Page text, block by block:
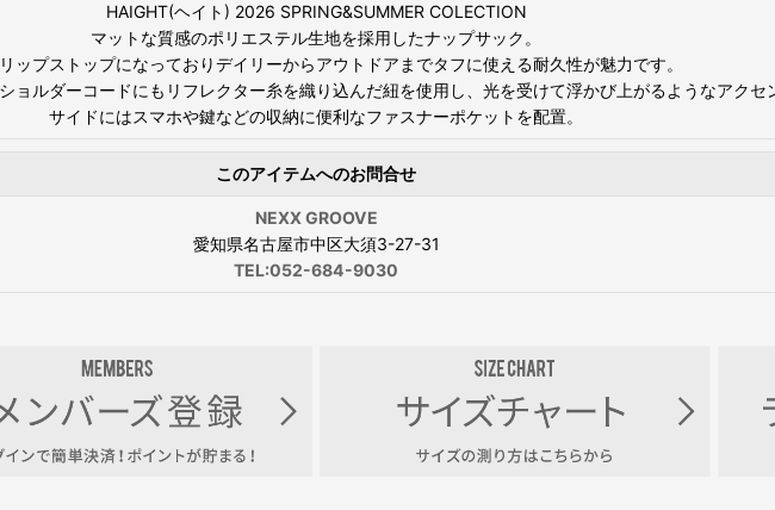
HAIGHT(ヘイト) 2026 SPRING&SUMMER COLECTION
マットな質感のポリエステル生地を採用したナップサック。
ップストップになっておりデイリーからアウトドアまでタフに使える耐久性が魅力です。
ョルダーコードにもリフレクター糸を織り込んだ紐を使用し、光を受けて浮かび上がるようなアクセ
サイドにはスマホや鍵などの収納に便利なファスナーポケットを配置。
このアイテムへのお問合せ
NEXX GROOVE
愛知県名古屋市中区大須3-27-31
TEL:052-684-9030